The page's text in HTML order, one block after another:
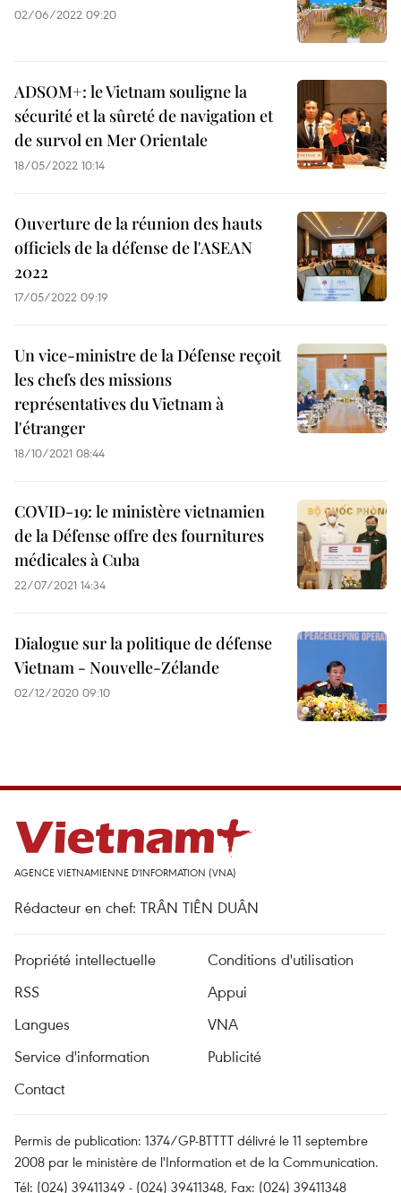
02/06/2022 09:20
ADSOM+: le Vietnam souligne la
sécurité et la sûreté de navigation et
de survol en Mer Orientale
18/05/2022 10:14
Ouverture de la réunion des hauts
officiels de la défense de l'ASEAN
2022
17/05/2022 09:19
Un vice-ministre de la Défense reçoit
les chefs des missions
représentatives du Vietnam à
l'étranger
18/10/2021 08:44
COVID-19: le ministère vietnamien
de la Défense offre des fournitures
médicales à Cuba
22/07/2021 14:34
Dialogue sur la politique de défense
Vietnam - Nouvelle-Zélande
02/12/2020 09:10
AGENCE VIETNAMIENNE D'INFORMATION (VNA)
Rédacteur en chef: TRÂN TIÊN DUÂN
Propriété intellectuelle
Conditions d'utilisation
RSS
Appui
Langues
VNA
Service d'information
Publicité
Contact
Permis de publication: 1374/GP-BTTTT délivré le 11 septembre
2008 par le ministère de l'Information et de la Communication.
Tél: (024) 39411349 - (024) 39411348, Fax: (024) 39411348